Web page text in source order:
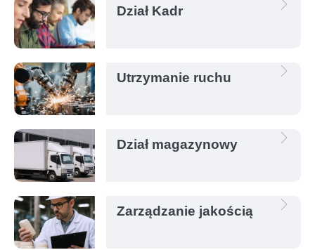
Dział Kadr
Utrzymanie ruchu
Dział magazynowy
Zarządzanie jakością